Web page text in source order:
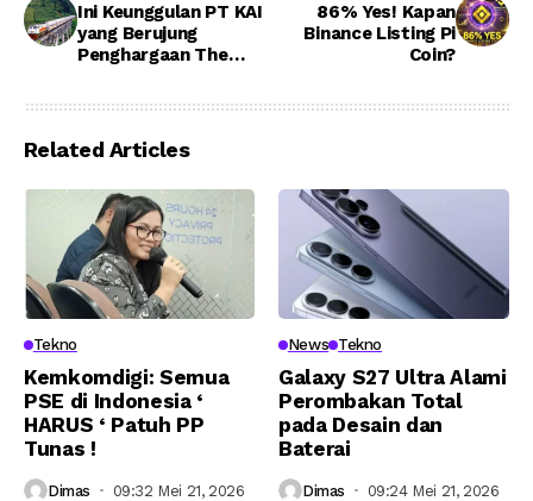
Ini Keunggulan PT KAI
yang Berujung
Penghargaan The
Practices
86% Yes! Kapan
Binance Listing Pi
Coin?
Related Articles
Tekno
Kemkomdigi: Semua
PSE di Indonesia ‘
HARUS ‘ Patuh PP
Tunas !
Dimas 09:32 Mei 21, 2026
News Tekno
Galaxy S27 Ultra Alami
Perombakan Total
pada Desain dan
Baterai
Dimas 09:24 Mei 21, 2026